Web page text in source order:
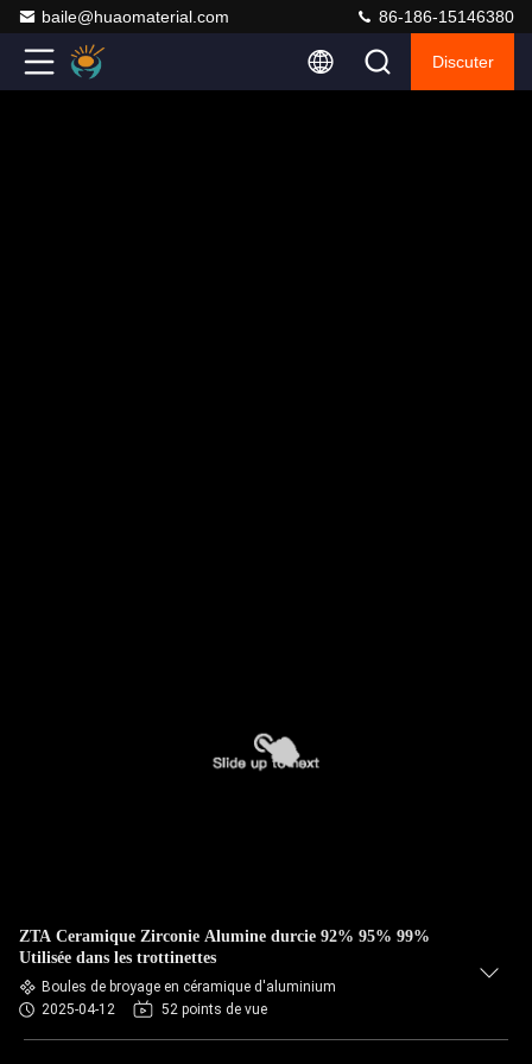
baile@huaomaterial.com 86-186-15146380
Discuter
ZTA Ceramique Zirconie Alumine durcie 92% 95% 99%
Utilisée dans les trottinettes
Boules de broyage en céramique d'aluminium
2025-04-12
52 points de vue